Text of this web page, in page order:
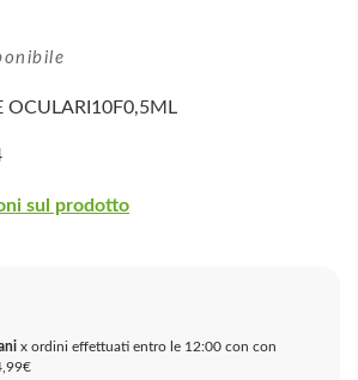
OCULARI10F0,5ML
sul prodotto
x ordini effettuati entro le 12:00 con con